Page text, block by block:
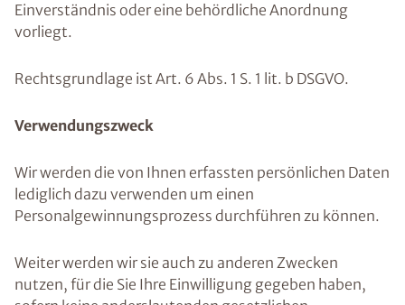
Einverständnis oder eine behördliche Anordnung
vorliegt.
Rechtsgrundlage ist Art. 6 Abs. 1 S. 1 lit. b DSGVO.
Verwendungszweck
Wir werden die von Ihnen erfassten persönlichen Daten
lediglich dazu verwenden um einen
Personalgewinnungsprozess durchführen zu können.
Weiter werden wir sie auch zu anderen Zwecken
nutzen, für die Sie Ihre Einwilligung gegeben haben,